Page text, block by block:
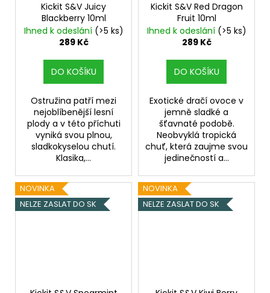
Kickit S&V Juicy
Blackberry 10ml
Ihned k odeslání (>5 ks)
289 Kč
DO KOŠÍKU
Ostružina patří mezi
nejoblíbenější lesní
plody a v této příchuti
vyniká svou plnou,
sladkokyselou chutí.
Klasika,...
Kickit S&V Red Dragon
Fruit 10ml
Ihned k odeslání (>5 ks)
289 Kč
DO KOŠÍKU
Exotické dračí ovoce v
jemně sladké a
šťavnaté podobě.
Neobvyklá tropická
chuť, která zaujme svou
jedinečností a...
NOVINKA
NELZE ZASLAT DO SK
NOVINKA
NELZE ZASLAT DO SK